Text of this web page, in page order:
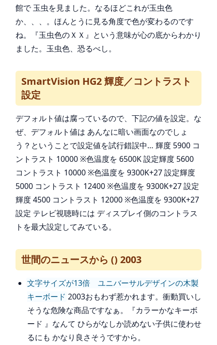
館で 玉虫を見ました。なるほどこれが玉虫色
か、、、。ほんとうに見る角度で色が変わるのです
ね。『玉虫色のＸＸ』という意味が心の底からわかり
ました。玉虫色、恐るべし。
SmartVision HG2 輝度／コントラスト
設定
デフォルト値は腐っているので、下記の値を設定。な
ぜ、デフォルト値は あんなに暗い画面なのでしょ
う？ということで設定値を試行錯誤中… 輝度 5900 コ
ントラスト 10000 ※色温度を 6500K 設定輝度 5600
コントラスト 10000 ※色温度を 9300K+27 設定輝度
5000 コントラスト 12400 ※色温度を 9300K+27 設定
輝度 4500 コントラスト 12000 ※色温度を 9300K+27
設定 テレビ視聴時には ディスプレイ側のコントラス
トを最大設定してみている。
世間のニュースから () 2003
文字サイズが13倍 ユニバーサルデザインの木製
キーボード 2003おもわず惹かれます。衝動買いし
そうな危険な商品ですなぁ。『カラーかなキーボ
ード 』なんて ひらがなしか読めない子供に使わせ
るにも かなり良さそうですから。